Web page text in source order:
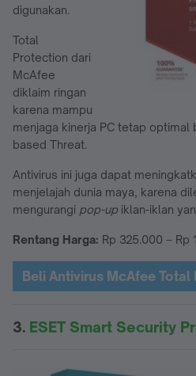
digunakan.
Total
Protection dari
McAfee
diklaim ringan
karena mampu
menjaga kinerja PC tetap
based Threat.
Antivirus ini juga dapat
menjelajah dunia maya, karena
mengurangi pop-up iklan-iklan
Rentang Harga: Rp 325.000 – Rp
Beli Antivirus McAfee
3. ESET Smart Security